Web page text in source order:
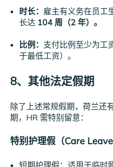
时长： 雇主有义务在员工
长达 104 周（2 年）。
比例： 支付比例至少为工
于最低工资）。
8、其他法定假期
除了上述常规假期，荷兰还
期，HR 需特别留意：
特别护理假（Care Leave